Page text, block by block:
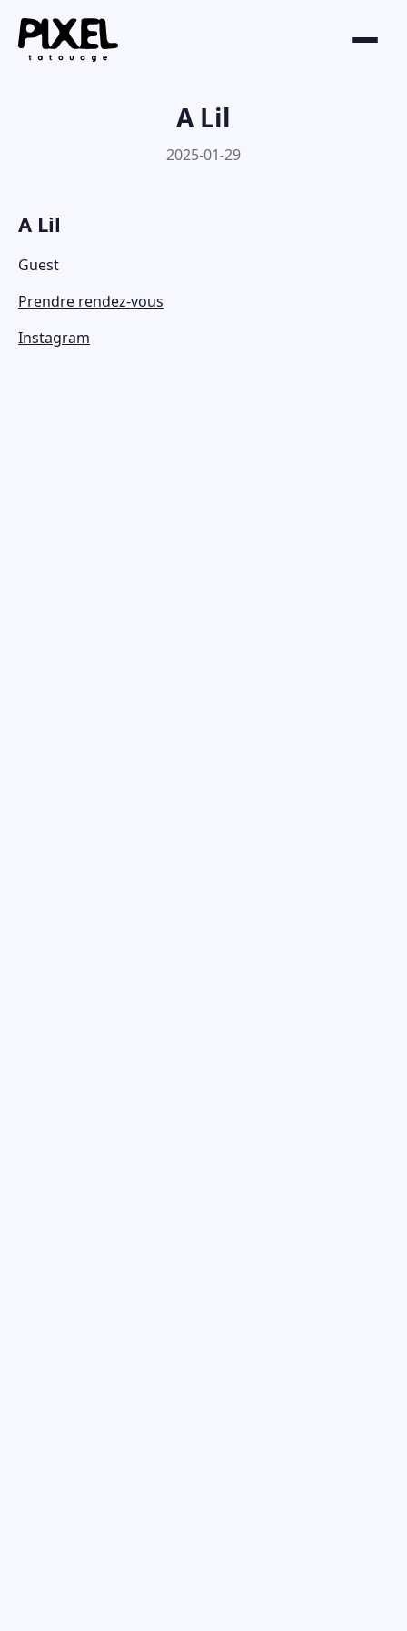
A Lil
2025-01-29
A Lil
Guest
Prendre rendez-vous
Instagram